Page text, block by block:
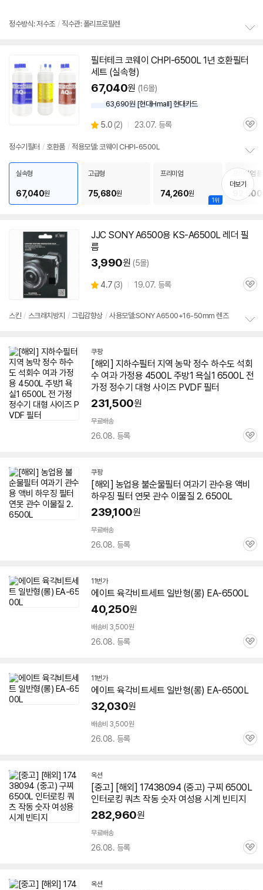
정수방식: 저수조 / 직수관: 폴리프로필렌
필터테크 코웨이 CHPI-6500L1년 호환필터
세트 (실속형)
67,040원 (16몰)
63,690원 [현대Hmall] 현대카드
별
점
5.0 (상
리
2) 23.07. 등록
관
정수기필터 / 호환품 / 적용모델: 코웨이 CHPI-6500L
보
펼
치
실속형
67,040원
고급형
75,680원
1위
프리미엄
74,260원
프리미엄
92,900
더보기
JJC SONY A6500용 KS-A6500L레더 필
름
3,990원 (5몰)
별
4.7 (상
3) 19.07. 등록
관
스킨 / 스크래치방지 / 그립감향상 / 사용모델:SONY A6500+16-50mm 렌즈
치
기
쿠팡
[해외] 지하수필터 지역 농막 정수 하수도 석회
수 여과 가정용 4500L 주방1 욕실1 6500L전
가정 정수기 대형 사이즈 PVDF 필터
231,500원
무료배송
26.08. 등록
관
쿠팡
[해외] 농업용 불순물필터 여과기 관수용 액비
하우징 필터 연못 관수 이물질 2. 6500L
239,100원
무료배송
26.08. 등록
관
11번가
에이트 육각비트세트 일반형(롱) EA-6500L
40,250원
배송비 3,500원
26.08. 등록
관
11번가
에이트 육각비트세트 일반형(롱) EA-6500L
32,030원
배송비 3,500원
26.08. 등록
관
옥션
[중고] [해외] 17438094 (중고) 구찌 6500L
인터로킹 쿼츠 작동 숫자 여성용 시계 빈티지
282,960원
무료배송
26.08. 등록
관
옥션